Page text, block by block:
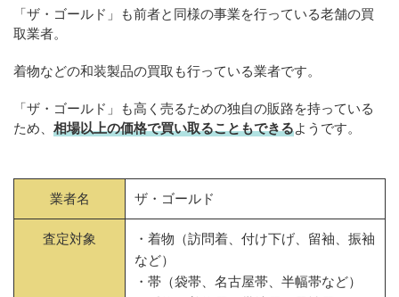
「ザ・ゴールド」も前者と同様の事業を行っている老舗の買
取業者。
着物などの和装製品の買取も行っている業者です。
「ザ・ゴールド」も高く売るための独自の販路を持っている
ため、 相場以上の価格で買い取ることもできるようです。
業者名 ザ・ゴールド
査定対象
・着物（訪問着、付け下げ、留袖、振袖
など）
・帯（袋帯、名古屋帯、半幅帯など）